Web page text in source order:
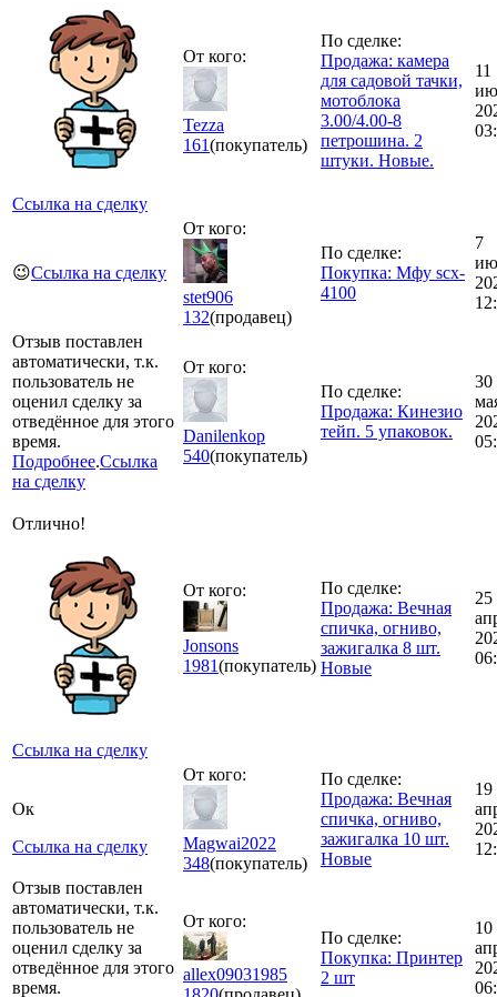
Ссылка на сделку
От кого:
Tezza
161(покупатель)
По сделке:
Продажа: камера
для садовой тачки,
мотоблока
3.00/4.00-8
петрошина. 2
штуки. Новые.
11
😉Ссылка на сделку
От кого:
stet906
132(продавец)
По сделке:
Покупка: Мфу scx-
4100
7
Отзыв поставлен
автоматически, т.к.
пользователь не
оценил сделку за
отведённое для этого
время.
Подробнее.Ссылка
на сделку
От кого:
Danilenkop
540(покупатель)
По сделке:
Продажа: Кинезио
тейп. 5 упаковок.
30
Отлично!
Ссылка на сделку
От кого:
Jonsons
1981(покупатель)
По сделке:
Продажа: Вечная
спичка, огниво,
зажигалка 8 шт.
Новые
25
Ок
Ссылка на сделку
От кого:
Magwai2022
348(покупатель)
По сделке:
Продажа: Вечная
спичка, огниво,
зажигалка 10 шт.
Новые
19
Отзыв поставлен
автоматически, т.к.
пользователь не
оценил сделку за
отведённое для этого
время.
От кого:
allex09031985
По сделке:
Покупка: Принтер
2 шт
10